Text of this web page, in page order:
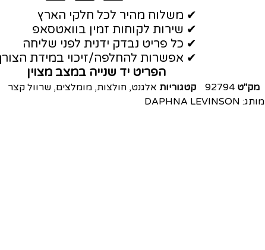
✔ משלוח מהיר לכל חלקי הארץ
✔ שירות לקוחות זמין בוואטסאפ
✔ כל פריט נבדק ידנית לפני שליחה
✔ אפשרות להחלפה/זיכוי במידת
הפריט יד שנייה במצב מצוין
מק"ט 92794 קטגוריות אלגנט, חולצות, מומלצים, שרוול קצר
מותג: DAPHNA LEVINSON